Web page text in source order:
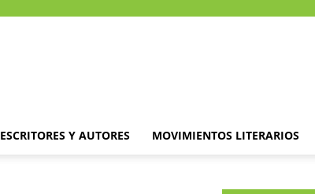
ESCRITORES Y AUTORES MOVIMIENTOS LITERARIOS